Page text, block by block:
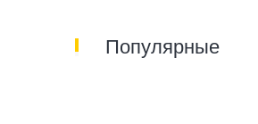
Популярные